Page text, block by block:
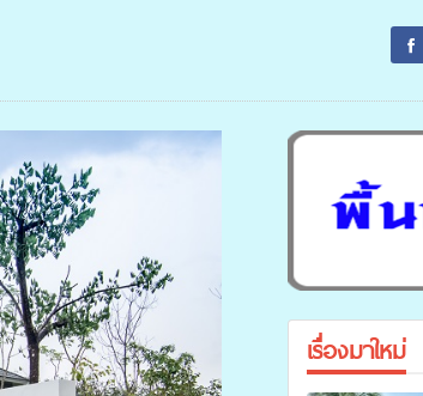
เรื่องมาใหม่